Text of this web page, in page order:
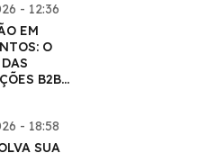
- 12:36
EM
O
B2B
- 18:58
SUA